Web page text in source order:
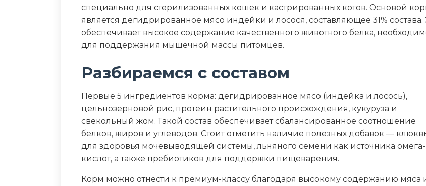
Дополнительные ингредиенты
клюква, яйцо, пребиотики, экстракт розмарина, экстракт фенхеля, экстракт
морских водорослей, экстракт юкки
Пищевая ценность
Белок (%) 34
Жир (%) 12
Клетчатка (%) 2.5
специально для стерилизованных кошек и кастрированных котов. Основой
является дегидрированное мясо индейки и лосося, составляющее 31% состава.
обеспечивает высокое содержание качественного животного белка,
для поддержания мышечной массы питомцев.
Разбираемся с составом
Первые 5 ингредиентов корма: дегидрированное мясо (индейка и лосось),
цельнозерновой рис, протеин растительного происхождения, кукуруза и
свекольный жом. Такой состав обеспечивает сбалансированное соотношение
белков, жиров и углеводов. Стоит отметить наличие полезных добавок —
для здоровья мочевыводящей системы, льняного семени как источника омега-
кислот, а также пребиотиков для поддержки пищеварения.
Корм можно отнести к премиум-классу благодаря высокому содержанию мяса